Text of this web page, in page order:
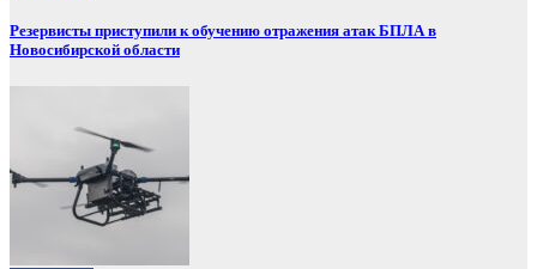
Резервисты приступили к обучению отражения атак БПЛА в
Новосибирской области